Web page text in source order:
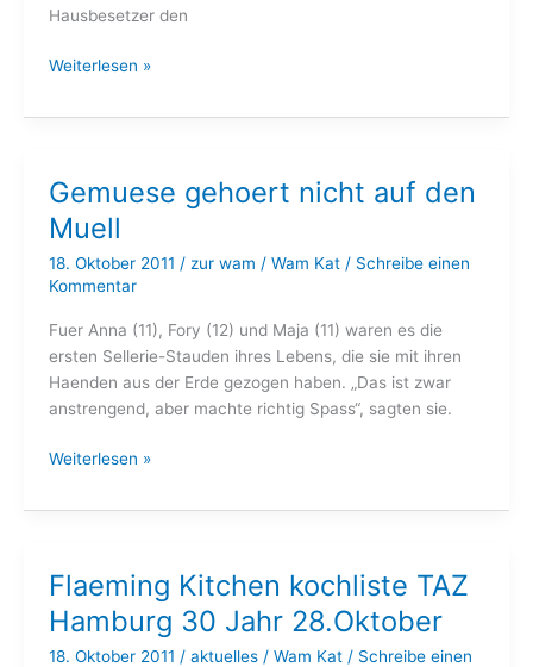
Hausbesetzer den
Menues
Millionen
Wam
Kat
Weiterlesen »
Gemuese gehoert nicht auf den
Muell
18. Oktober 2011 / zur wam / Wam Kat / Schreibe einen
Kommentar
Fuer Anna (11), Fory (12) und Maja (11) waren es die
ersten Sellerie-Stauden ihres Lebens, die sie mit ihren
Haenden aus der Erde gezogen haben. „Das ist zwar
anstrengend, aber machte richtig Spass“, sagten sie.
Gemuese
nicht
Muell
Weiterlesen »
Flaeming Kitchen kochliste TAZ
Hamburg 30 Jahr 28.Oktober
18. Oktober 2011 / aktuelles/ Wam Kat / Schreibe einen